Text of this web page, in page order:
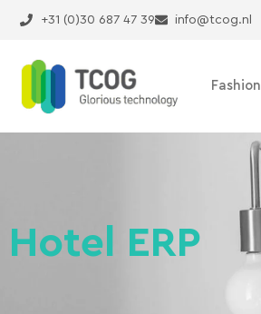
naar
inhoud
+31 (0)30 687 47 39 info@tcog.nl
Fashion
Hotel ERP